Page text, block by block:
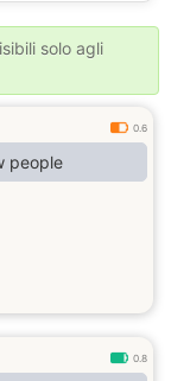
solo agli
0.6
people
0.8